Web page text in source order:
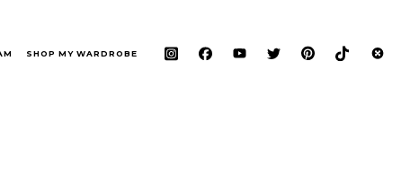
SHOP MY WARDROBE